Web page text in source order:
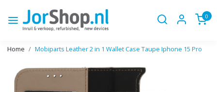
0
Home Mobiparts Leather 2 in 1 Wallet Case Taupe Iphone 15 Pro